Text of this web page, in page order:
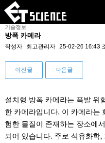
기술정보
방폭 카메라
작성자 최고관리자 25-02-26 16:43
이전글 다음글
설치형 방폭 카메라는 폭발 위
한 카메라입니다. 이 카메라는
험한 물질이 존재하는 장소에
되어 있습니다. 주로 석유화학